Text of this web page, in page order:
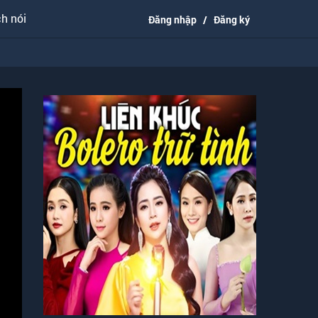
nói Đăng nhập / Đăng ký